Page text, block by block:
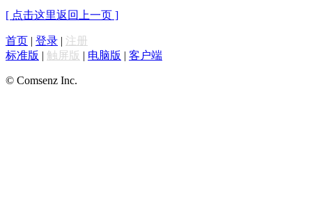
[ 点击这里返回上一页 ]
首页 | 登录 | 注册
标准版 | 触屏版 | 电脑版 | 客户端
© Comsenz Inc.